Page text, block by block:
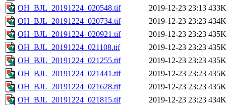
OH_BJL_20191224_020548.tif
2019-12-23 23:13 433K
OH_BJL_20191224_020734.tif
2019-12-23 23:23 434K
OH_BJL_20191224_020921.tif
2019-12-23 23:23 435K
OH_BJL_20191224_021108.tif
2019-12-23 23:23 435K
OH_BJL_20191224_021255.tif
2019-12-23 23:23 435K
OH_BJL_20191224_021441.tif
2019-12-23 23:23 435K
OH_BJL_20191224_021628.tif
2019-12-23 23:23 435K
OH_BJL_20191224_021815.tif
2019-12-23 23:23 434K